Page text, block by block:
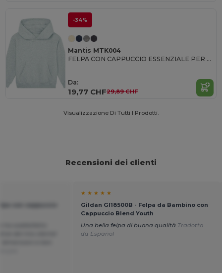
-34%
Mantis MTK004
FELPA CON CAPPUCCIO ESSENZIALE PER BAMBINI
Da:
19,77 CHF29,89 CHF
Visualizzazione Di Tutti I Prodotti.
Recensioni dei clienti
★ ★ ★ ★ ★
Gildan GI18500B - Felpa da Bambino con
Cappuccio Blend Youth
Una bella felpa di buona qualità Tradotto
da Español